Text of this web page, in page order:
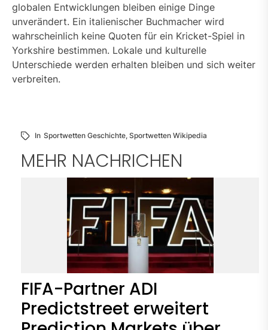
globalen Entwicklungen bleiben einige Dinge
unverändert. Ein italienischer Buchmacher wird
wahrscheinlich keine Quoten für ein Kricket-Spiel in
Yorkshire bestimmen. Lokale und kulturelle
Unterschiede werden erhalten bleiben und sich weiter
verbreiten.
In Sportwetten Geschichte, Sportwetten Wikipedia
MEHR NACHRICHEN
FIFA-Partner ADI
Predictstreet erweitert